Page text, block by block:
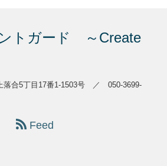
トガード ～Create
落合5丁目17番1-1503号 ／ 050-3699-
Feed